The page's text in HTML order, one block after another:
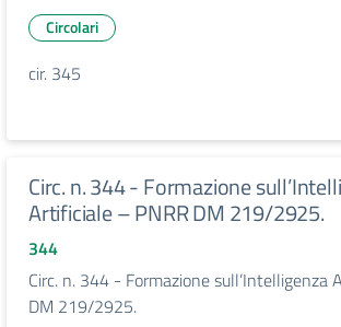
Circolari
cir. 345
Circ. n. 344 - Formazione
Artificiale – PNRR DM 219/2925.
344
Circ. n. 344 - Formazione sull’Intelligenza
DM 219/2925.